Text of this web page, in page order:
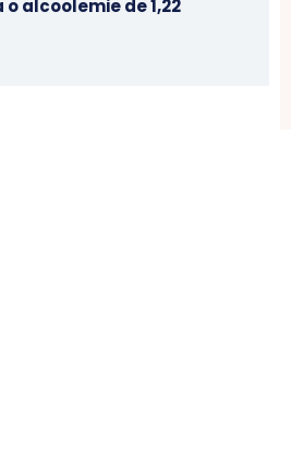
o alcoolemie de 1,22